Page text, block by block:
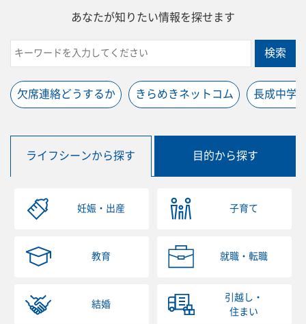
あなたが知りたい情報を探せます
検索
欠席連絡どうするか きらめきネットコム 長成中学
ライフシーンから探す 目的から探す
妊娠・出産 子育て
教育 就職・転職
結婚
引越し・
住まい